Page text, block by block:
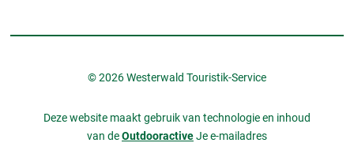
© 2026 Westerwald Touristik-Service
Deze website maakt gebruik van technologie en inhoud
van deOutdooractiveJe e-mailadres